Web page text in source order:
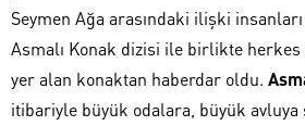
Seymen Ağa arasındaki ilişki
Asmalı Konak dizisi ile birlikte
yer alan konaktan haberdar oldu.
itibariyle büyük odalara, büyük